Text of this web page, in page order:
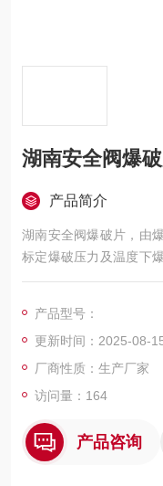
湖南安全阀爆
产品简介
湖南安全阀爆破片，由
标定爆破压力及温度下
当部位装接夹持膜片的
产品型号：
更新时间：2025-08-
厂商性质：生产厂家
访问量：164
产品咨询